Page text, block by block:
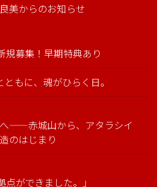
美からのお知らせ
募集！早期特典あり
ともに、魂がひらく日。
――赤城山から、アタラシイ
のはじまり
点ができました。」